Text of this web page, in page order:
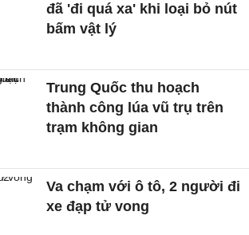
đã 'đi quá xa' khi loại bỏ nút
bấm vật lý
Trung Quốc thu hoạch
thành công lúa vũ trụ trên
trạm không gian
Va chạm với ô tô, 2 người đi
xe đạp tử vong